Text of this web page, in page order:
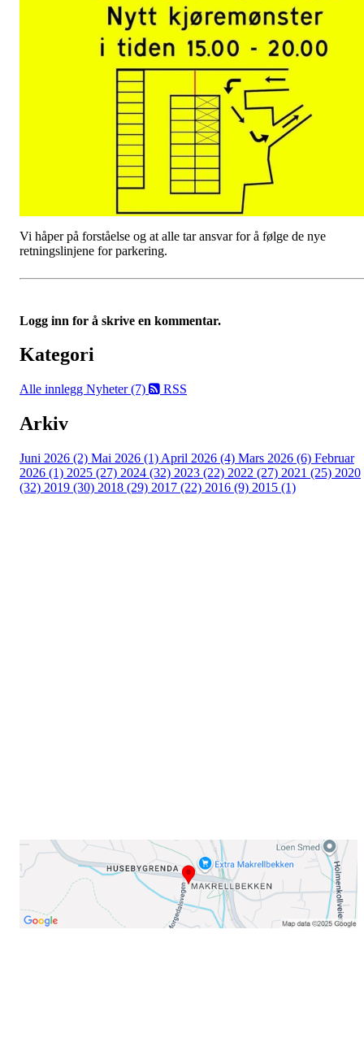
Vi håper på forståelse og at alle tar ansvar for å følge de nye
retningslinjene for parkering.
Logg inn for å skrive en kommentar.
Kategori
Alle innlegg Nyheter (7) RSS
Arkiv
Juni 2026 (2) Mai 2026 (1) April 2026 (4) Mars 2026 (6) Februar
2026 (1) 2025 (27) 2024 (32) 2023 (22) 2022 (27) 2021 (25) 2020
(32) 2019 (30) 2018 (29) 2017 (22) 2016 (9) 2015 (1)